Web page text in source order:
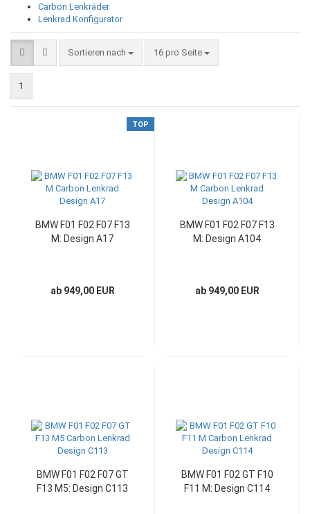
Carbon Lenkräder
Lenkrad Konfigurator
Sortieren nach
Sortieren nach 16 pro Seite
pro Seite
1
TOP
BMW F01 F02 F07 F13
M: Design A17
ab 949,00 EUR
BMW F01 F02 F07 F13
M: Design A104
ab 949,00 EUR
BMW F01 F02 F07 GT
F13 M5: Design C113
BMW F01 F02 GT F10
F11 M: Design C114